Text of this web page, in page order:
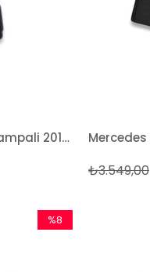
Mercedes C Serisi W205 Rampali 2014 Ve Sonrası Bej Paspas ve Bagaj Havuzu Seti
₺3.549,00
%8